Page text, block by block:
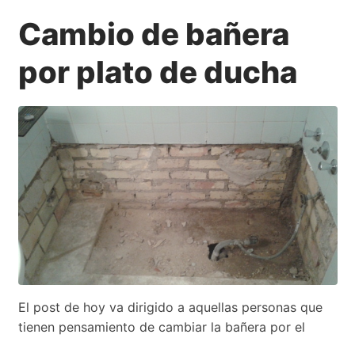
Cambio de bañera
por plato de ducha
El post de hoy va dirigido a aquellas personas que
tienen pensamiento de cambiar la bañera por el